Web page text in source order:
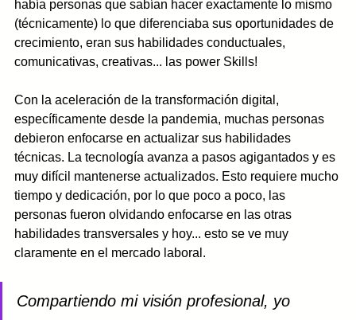
había personas que sabían hacer exactamente lo mismo
(técnicamente) lo que diferenciaba sus oportunidades de
crecimiento, eran sus habilidades conductuales,
comunicativas, creativas... las power Skills!
Con la aceleración de la transformación digital,
específicamente desde la pandemia, muchas personas
debieron enfocarse en actualizar sus habilidades
técnicas. La tecnología avanza a pasos agigantados y es
muy difícil mantenerse actualizados. Esto requiere mucho
tiempo y dedicación, por lo que poco a poco, las
personas fueron olvidando enfocarse en las otras
habilidades transversales y hoy... esto se ve muy
claramente en el mercado laboral.
Compartiendo mi visión profesional, yo